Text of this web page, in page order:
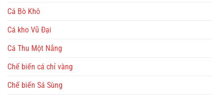
Cá Bò Khô
Cá kho Vũ Đại
Cá Thu Một Nắng
Chế biến cá chỉ vàng
Chế biến Sá Sùng